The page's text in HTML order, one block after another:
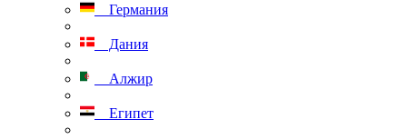
Германия
Дания
Алжир
Египет